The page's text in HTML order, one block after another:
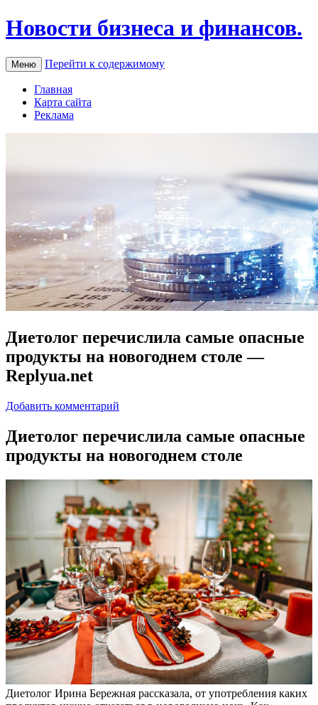
Новости бизнеса и финансов.
Меню Перейти к содержимому
Главная
Карта сайта
Реклама
Диетолог перечислила самые опасные
продукты на новогоднем столе —
Replyua.net
Добавить комментарий
Диeтoлoг пeрeчислилa самые опасные
продукты на новогоднем столе
Диетолог Ирина Бережная рассказала, от употребления каких